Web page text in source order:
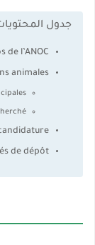
جدول
de l’ANOC
animales
de dépôt